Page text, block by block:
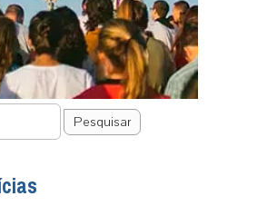
Pesquisar